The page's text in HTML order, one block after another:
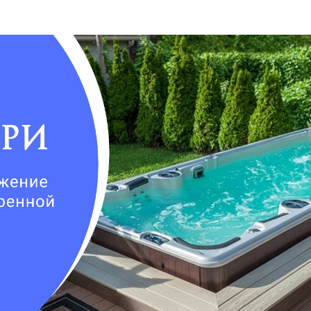
Для вечеринок
Профессиональные
Спортивные
Бассейны для глэмпингов
Страна производитель
Из Австралии
США
Из Германии
Из Венгрии
Из Чехии
Из Испании
Sunrans
Viking Spa
Allseas Spa
Fiinn
Vita Spa
American Whirlpool
Treesse
Coast Spas
Bellagio
Villeroy & Boch
Wellis
Jazzi Pool
JNJ Spas
Sundance Spas
Yokozuna